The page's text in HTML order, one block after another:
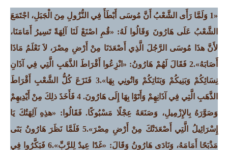
«1 وَلَمَّا رَأَى الشَّعْبُ أَنَّ مُوسَى أَبْطَأَ فِي النُّزُولِ مِنَ الْجَبَلِ، اجْتَمَعَ
الشَّعْبُ عَلَى هَارُونَ وَقَالُوا لَهُ: «قُمِ اصْنَعْ لَنَا آلِهَةً تَسِيرُ أَمَامَنَا،
لأَنَّ هذَا مُوسَى الرَّجُلَ الَّذِي أَصْعَدَنَا مِنْ أَرْضِ مِصْرَ، لاَ نَعْلَمُ مَاذَا
أَصَابَهُ».2 فَقَالَ لَهُمْ هَارُونُ: «انْزِعُوا أَقْرَاطَ الذَّهَبِ الَّتِي فِي آذَانِ
نِسَائِكُمْ وَبَنِيكُمْ وَبَنَاتِكُمْ وَاتُونِي بِهَا».3 فَنَزَعَ كُلُّ الشَّعْبِ أَقْرَاطَ
الذَّهَبِ الَّتِي فِي آذَانِهِمْ وَأَتَوْا بِهَا إِلَى هَارُونَ. 4 فَأَخَذَ ذلِكَ مِنْ أَيْدِيهِمْ
وَصَوَّرَهُ بِالإِزْمِيلِ، وَصَنَعَهُ عِجْلًا مَسْبُوكًا. فَقَالُوا: «هذِهِ آلِهَتُكَ يَا
إِسْرَائِيلُ الَّتِي أَصْعَدَتْكَ مِنْ أَرْضِ مِصْرَ».5 فَلَمَّا نَظَرَ هَارُونُ بَنَى
مَذْبَحًا أَمَامَهُ، وَنَادَى هَارُونُ وَقَالَ: «غَدًا عِيدٌ لِلرَّبِّ».6 فَبَكَّرُوا فِي